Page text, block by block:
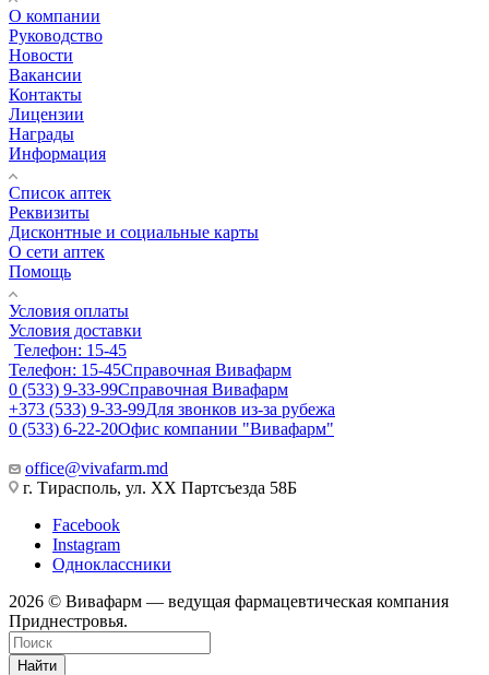
О компании
Руководство
Новости
Вакансии
Контакты
Лицензии
Награды
Информация
Список аптек
Реквизиты
Дисконтные и социальные карты
О сети аптек
Помощь
Условия оплаты
Условия доставки
Телефон: 15-45
Телефон: 15-45Справочная Вивафарм
0 (533) 9-33-99Справочная Вивафарм
+373 (533) 9-33-99Для звонков из-за рубежа
0 (533) 6-22-20Офис компании "Вивафарм"
office@vivafarm.md
г. Тирасполь, ул. ХХ Партсъезда 58Б
Facebook
Instagram
Одноклассники
2026 © Вивафарм — ведущая фармацевтическая компания
Приднестровья.
Найти